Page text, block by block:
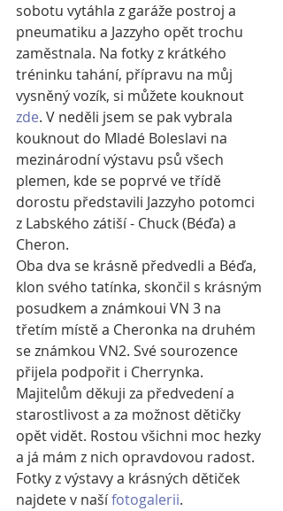
sobotu vytáhla z garáže postroj a
pneumatiku a Jazzyho opět trochu
zaměstnala. Na fotky z krátkého
tréninku tahání, přípravu na můj
vysněný vozík, si můžete kouknout
zde. V neděli jsem se pak vybrala
kouknout do Mladé Boleslavi na
mezinárodní výstavu psů všech
plemen, kde se poprvé ve třídě
dorostu představili Jazzyho potomci
z Labského zátiší - Chuck (Béďa) a
Cheron.
Oba dva se krásně předvedli a Béďa,
klon svého tatínka, skončil s krásným
posudkem a známkoui VN 3 na
třetím místě a Cheronka na druhém
se známkou VN2. Své sourozence
přijela podpořit i Cherrynka.
Majitelům děkuji za předvedení a
starostlivost a za možnost dětičky
opět vidět. Rostou všichni moc hezky
a já mám z nich opravdovou radost.
Fotky z výstavy a krásných dětiček
najdete v naší fotogalerii.